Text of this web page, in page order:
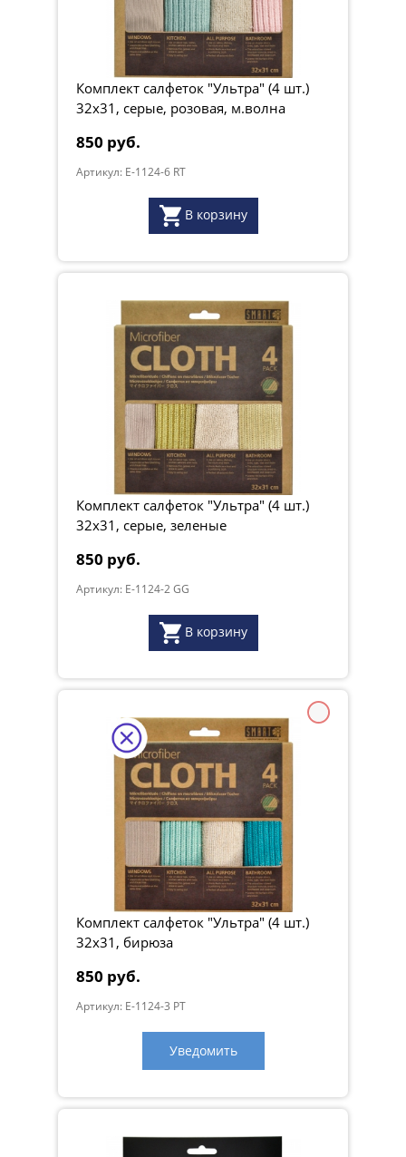
терракотовые, ржа, оранжевые, ultra
Комплект салфеток "Ультра" (4 шт.)
32х31, серые, розовая, м.волна
850 руб.
Артикул: E-1124-6 RT
В корзину
Комплект салфеток "Ультра" (4 шт.)
32х31, серые, зеленые
850 руб.
Артикул: E-1124-2 GG
В корзину
Комплект салфеток "Ультра" (4 шт.)
32х31, бирюза
850 руб.
Артикул: E-1124-3 PT
Уведомить